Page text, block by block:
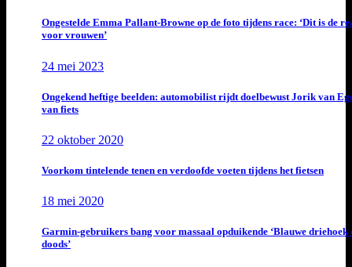
Ongestelde Emma Pallant-Browne op de foto tijdens race: ‘Dit is de
voor vrouwen’
24 mei 2023
Ongekend heftige beelden: automobilist rijdt doelbewust Jorik van
van fiets
22 oktober 2020
Voorkom tintelende tenen en verdoofde voeten tijdens het fietsen
18 mei 2020
Garmin-gebruikers bang voor massaal opduikende ‘Blauwe driehoek
doods’